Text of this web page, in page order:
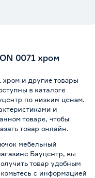
0071 хром
и другие товары
в каталоге
по низким ценам.
и
товаре, чтобы
товар онлайн.
мебельный
Бауцентр, вы
товар удобным
с информацией